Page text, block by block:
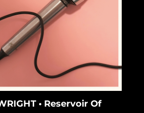
• Reservoir Of